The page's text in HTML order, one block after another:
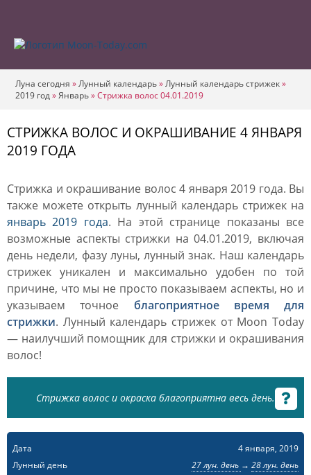
Луна сегодня »Лунный календарь»Лунный календарь стрижек»
2019 год»Январь»Стрижка волос 04.01.2019
СТРИЖКА ВОЛОС И ОКРАШИВАНИЕ 4 ЯНВАРЯ
2019 ГОДА
Стрижка и окрашивание волос 4 января 2019 года. Вы
также можете открыть лунный календарь стрижек на
январь 2019 года. На этой странице показаны все
возможные аспекты стрижки на 04.01.2019, включая
день недели, фазу луны, лунный знак. Наш календарь
стрижек уникален и максимально удобен по той
причине, что мы не просто показываем аспекты, но и
указываем точное благоприятное время для
стрижки. Лунный календарь стрижек от Moon Today
— наилучший помощник для стрижки и окрашивания
волос!
Стрижка волос и окраска благоприятна весь день.
Дата
4 января, 2019
Лунный день
27 лун. день → 28 лун. день